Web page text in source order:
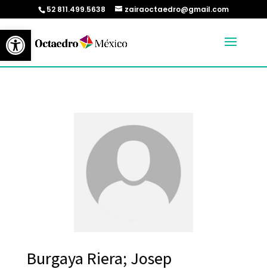
Abrir barra de herramientas
52 811.499.5638 zairaoctaedro@gmail.com
Burgaya Riera; Josep